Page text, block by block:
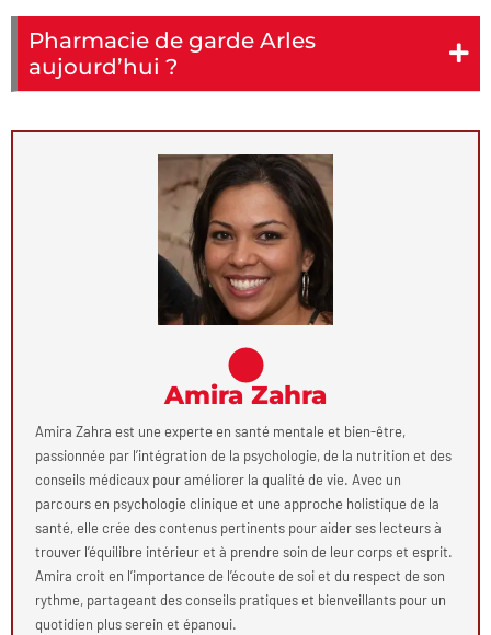
Pharmacie de garde Arles
aujourd’hui ?
Amira Zahra
Amira Zahra est une experte en santé mentale et bien-être,
passionnée par l’intégration de la psychologie, de la nutrition et des
conseils médicaux pour améliorer la qualité de vie. Avec un
parcours en psychologie clinique et une approche holistique de la
santé, elle crée des contenus pertinents pour aider ses lecteurs à
trouver l’équilibre intérieur et à prendre soin de leur corps et esprit.
Amira croit en l’importance de l’écoute de soi et du respect de son
rythme, partageant des conseils pratiques et bienveillants pour un
quotidien plus serein et épanoui.